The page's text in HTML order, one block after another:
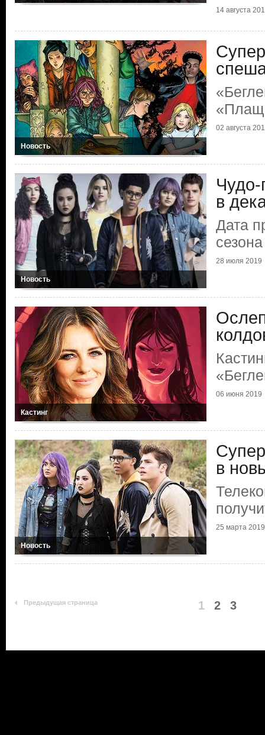
14 августа
Новость
02 августа
Новость
Чудо-
в
Дата
28 июля 2019
Кастинг
06 июня 2019
Новость
в
25 марта 2019
Предыдущая страница 1 2 3